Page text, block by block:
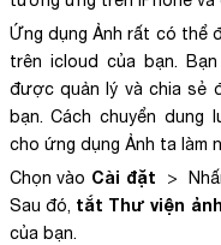
Ứng dụng Ảnh rất có thể
trên icloud của bạn.
được quản lý và chia sẻ
bạn. Cách chuyển dung
cho ứng dụng Ảnh ta làm
Chọn vào Cài đặt >
Sau đó, tắt Thư viện
của bạn.